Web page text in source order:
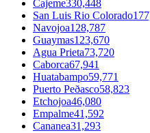
Cajeme330,448
San Luis Rio Colorado
Navojoa128,787
Guaymas123,670
Agua Prieta73,720
Caborca67,941
Huatabampo59,771
Puerto Peðasco58,823
Etchojoa46,080
Empalme41,592
Cananea31,293